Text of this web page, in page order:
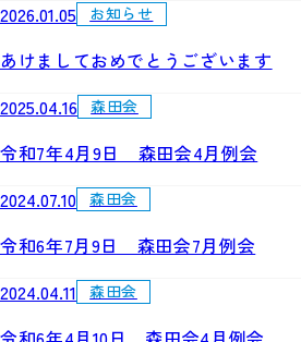
2026.01.05
お知らせ
あけましておめでとうございます
2025.04.16
森田会
令和7年4月9日 森田会4月例会
2024.07.10
森田会
令和6年7月9日 森田会7月例会
2024.04.11
森田会